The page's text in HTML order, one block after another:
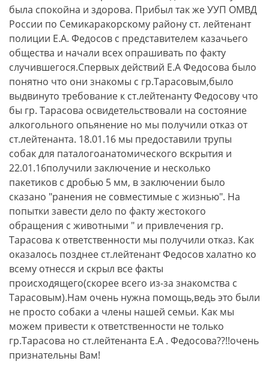
была спокойна и здорова. Прибыл так же УУП ОМВД
России по Семикаракорскому району ст. лейтенант
полиции Е.А. Федосов с представителем казачьего
общества и начали всех опрашивать по факту
случившегося.Спервых действий Е.А Федосова было
понятно что они знакомы с гр.Тарасовым,было
выдвинуто требование к ст.лейтенанту Федосову что
бы гр. Тарасова освидетельствовали на состояние
алкогольного опьянение но мы получили отказ от
ст.лейтенанта. 18.01.16 мы предоставили трупы
собак для паталогоанатомического вскрытия и
22.01.16получили заключение и несколько
пакетиков с дробью 5 мм, в заключении было
сказано "ранения не совместимые с жизнью". На
попытки завести дело по факту жестокого
обращения с животными " и привлечения гр.
Тарасова к ответственности мы получили отказ. Как
оказалось позднее ст.лейтенант Федосов халатно ко
всему отнесся и скрыл все факты
происходящего(скорее всего из-за знакомства с
Тарасовым).Нам очень нужна помощь,ведь это были
не просто собаки а члены нашей семьи. Как мы
можем привести к ответственности не только
гр.Тарасова но ст.лейтенанта Е.А . Федосова??!!очень
признательны Вам!